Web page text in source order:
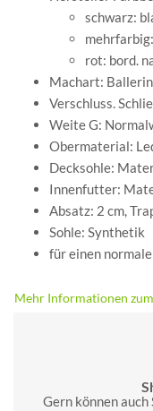
schwarz:
rot: bord.
Machart:
Verschluss.
Weite G:
Obermaterial:
Decksohle:
Innenfutter:
Absatz: 2 cm,
Sohle: Synthetik
für einen
Mehr Informationen
Gern können